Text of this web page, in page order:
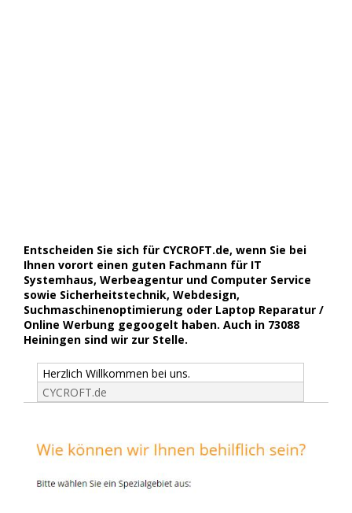
Entscheiden Sie sich für CYCROFT.de, wenn Sie bei
Ihnen vorort einen guten Fachmann für IT
Systemhaus, Werbeagentur und Computer Service
sowie Sicherheitstechnik, Webdesign,
Suchmaschinenoptimierung oder Laptop Reparatur /
Online Werbung gegoogelt haben. Auch in 73088
Heiningen sind wir zur Stelle.
Herzlich Willkommen bei uns.
CYCROFT.de